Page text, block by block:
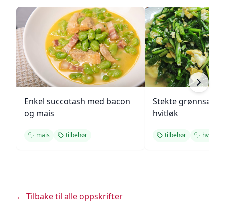
Enkel succotash med bacon
og mais
mais tilbehør
Stekte
hvitløk
tilbehør hvitløk
← Tilbake til alle oppskrifter